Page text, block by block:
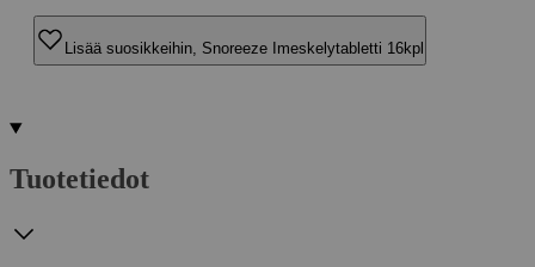
Lisää suosikkeihin, Snoreeze Imeskelytabletti 16kpl
Tuotetiedot